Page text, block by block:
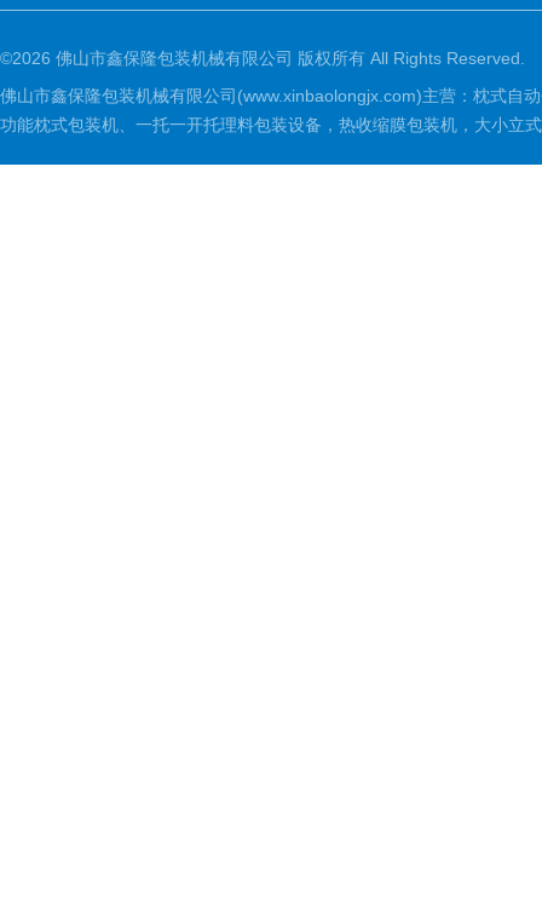
©2026 佛山市鑫保隆包装机械有限公司 版权所有 All Rights Reserved.
佛山市鑫保隆包装机械有限公司(www.xinbaolongjx.com)主营：枕式自
功能枕式包装机、一托一开托理料包装设备，热收缩膜包装机，大小立